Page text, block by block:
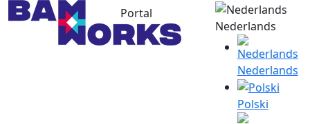
Portal
Nederlands
Nederlands
Polski